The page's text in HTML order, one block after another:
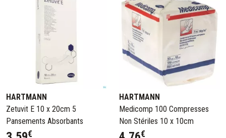
HARTMANN
Zetuvit E 10 x 20cm 5
Pansements Absorbants
€
HARTMANN
Medicomp 100 Compresses
Non Stériles 10 x 10cm
€